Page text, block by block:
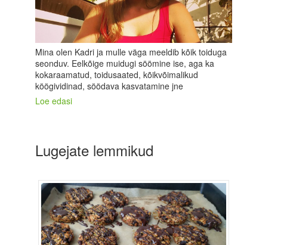
Mina olen Kadri ja mulle väga meeldib kõik toiduga
seonduv. Eelkõige muidugi söömine ise, aga ka
kokaraamatud, toidusaated, kõikvõimalikud
köögividinad, söödava kasvatamine jne
Loe edasi
Lugejate lemmikud